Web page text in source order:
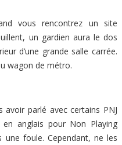
vous rencontrez un site
un gardien aura le dos
d’une grande salle carrée.
wagon de métro.
parlé avec certains PNJ
anglais pour Non Playing
une foule. Cependant, ne les